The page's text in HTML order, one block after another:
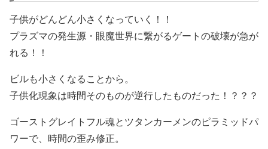
子供がどんどん小さくなっていく！！
プラズマの発生源・眼魔世界に繋がるゲートの破壊が急が
れる！！
ビルも小さくなることから。
子供化現象は時間そのものが逆行したものだった！？？？
ゴーストグレイトフル魂とツタンカーメンのピラミッドパ
ワーで、時間の歪み修正。